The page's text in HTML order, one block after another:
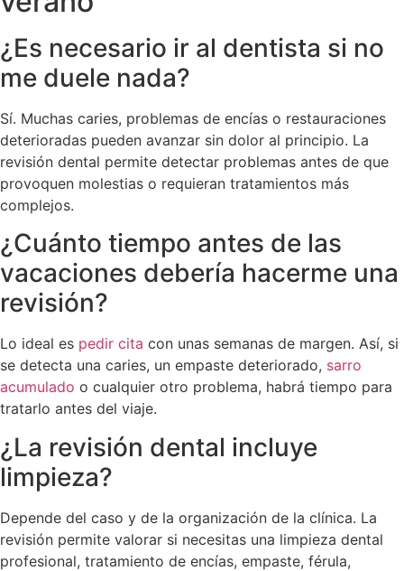
¿Es necesario ir al dentista si no
me duele nada?
Sí. Muchas caries, problemas de encías o restauraciones
deterioradas pueden avanzar sin dolor al principio. La
revisión dental permite detectar problemas antes de que
provoquen molestias o requieran tratamientos más
complejos.
¿Cuánto tiempo antes de las
vacaciones debería hacerme una
revisión?
Lo ideal es pedir cita con unas semanas de margen. Así, si
se detecta una caries, un empaste deteriorado, sarro
acumulado o cualquier otro problema, habrá tiempo para
tratarlo antes del viaje.
¿La revisión dental incluye
limpieza?
Depende del caso y de la organización de la clínica. La
revisión permite valorar si necesitas una limpieza dental
profesional, tratamiento de encías, empaste, férula,